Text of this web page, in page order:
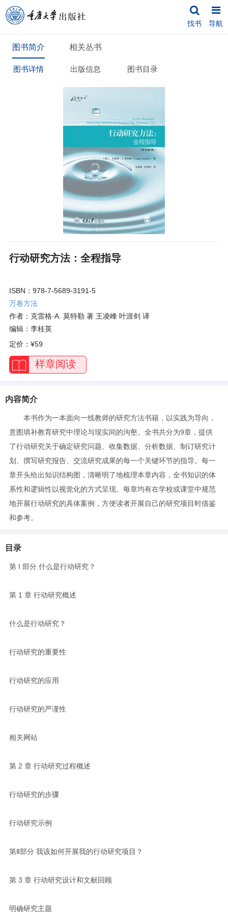
找书 导航
图书简介 相关丛书
图书详情 出版信息 图书目录
行动研究方法：全程指导
ISBN：978-7-5689-3191-5
万卷方法
作者：克雷格·A. 莫特勒 著 王凌峰 叶涯剑 译
编辑：李桂英
定价： ¥59
样章阅读
内容简介
本书作为一本面向一线教师的研究方法书籍，以实践为导向，
意图填补教育研究中理论与现实间的沟壑。全书共分为9章，提供
了行动研究关于确定研究问题、收集数据、分析数据、制订研究计
划、撰写研究报告、交流研究成果的每一个关键环节的指导。每一
章开头给出知识结构图，清晰明了地梳理本章内容，全书知识的体
系性和逻辑性以视觉化的方式呈现。每章均有在学校或课堂中规范
地开展行动研究的具体案例，方便读者开展自己的研究项目时借鉴
和参考。
目录
第 I 部分 什么是行动研究？
第 1 章 行动研究概述
什么是行动研究？
行动研究的重要性
行动研究的应用
行动研究的严谨性
相关网站
第 2 章 行动研究过程概述
行动研究的步骤
行动研究示例
第Ⅱ部分 我该如何开展我的行动研究项目？
第 3 章 行动研究设计和文献回顾
明确研究主题